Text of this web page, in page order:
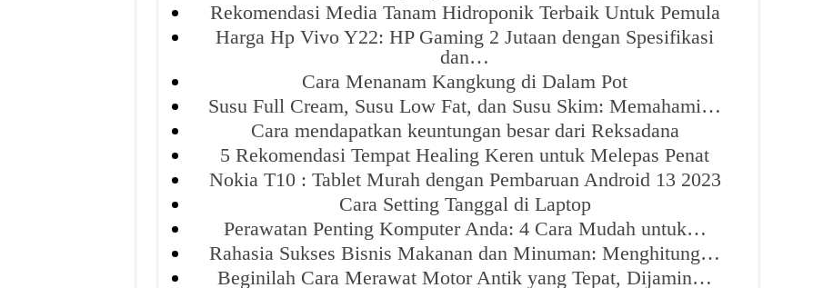
Rekomendasi Media Tanam Hidroponik Terbaik Untuk Pemula
Harga Hp Vivo Y22: HP Gaming 2 Jutaan dengan Spesifikasi
dan…
Cara Menanam Kangkung di Dalam Pot
Susu Full Cream, Susu Low Fat, dan Susu Skim: Memahami…
Cara mendapatkan keuntungan besar dari Reksadana
5 Rekomendasi Tempat Healing Keren untuk Melepas Penat
Nokia T10 : Tablet Murah dengan Pembaruan Android 13 2023
Cara Setting Tanggal di Laptop
Perawatan Penting Komputer Anda: 4 Cara Mudah untuk…
Rahasia Sukses Bisnis Makanan dan Minuman: Menghitung…
Beginilah Cara Merawat Motor Antik yang Tepat, Dijamin…